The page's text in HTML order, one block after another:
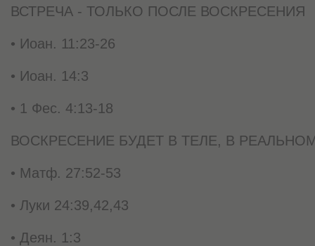
ВСТРЕЧА - ТОЛЬКО ПОСЛЕ ВОСКРЕСЕНИЯ
• Иоан. 11:23-26
• Иоан. 14:3
• 1 Фес. 4:13-18
ВОСКРЕСЕНИЕ БУДЕТ В ТЕЛЕ, В
• Матф. 27:52-53
• Луки 24:39,42,43
• Деян. 1:3